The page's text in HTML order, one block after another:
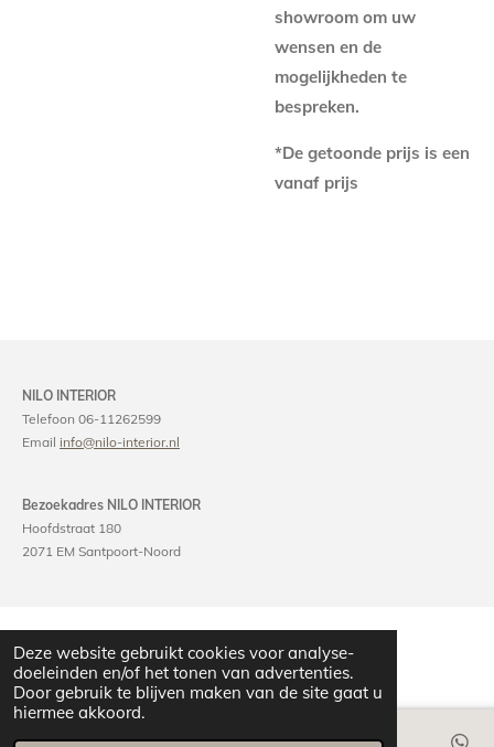
Deze website gebruikt cookies voor analyse-
doeleinden en/of het tonen van advertenties.
Door gebruik te blijven maken van de site gaat u
hiermee akkoord.
showroom om uw
wensen en de
mogelijkheden te
bespreken.
*De getoonde prijs is een
vanaf prijs
NILO INTERIOR
Telefoon 06-11262599
Email info@nilo-interior.nl
Bezoekadres NILO INTERIOR
Hoofdstraat 180
2071 EM Santpoort-Noord